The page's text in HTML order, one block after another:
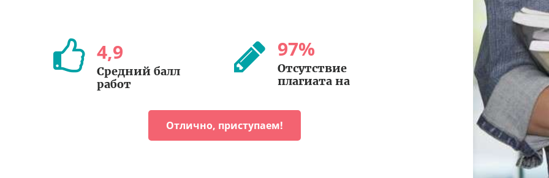
4,9
Средний балл
работ
97%
Отсутствие
плагиата на
Отлично, приступаем!